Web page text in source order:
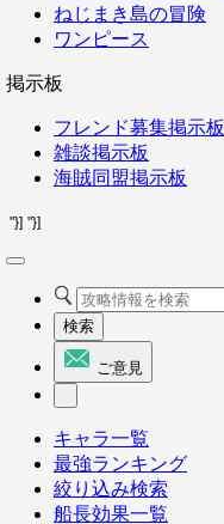
ねじまき島の冒険
ワンピース
掲示板
フレンド募集掲示板
雑談掲示板
海賊同盟掲示板
"}] "}]
検索
ご意見
キャラ一覧
最強ランキング
絞り込み検索
船長効果一覧